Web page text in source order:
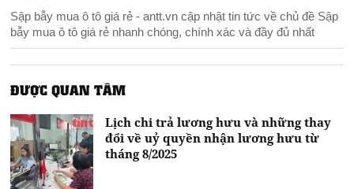
Sập bẫy mua ô tô giá rẻ - antt.vn cập nhật tin tức về chủ đề Sập
bẫy mua ô tô giá rẻ nhanh chóng, chính xác và đầy đủ nhất
ĐƯỢC QUAN TÂM
Lịch chi trả lương hưu và những thay
đổi về uỷ quyền nhận lương hưu từ
tháng 8/2025